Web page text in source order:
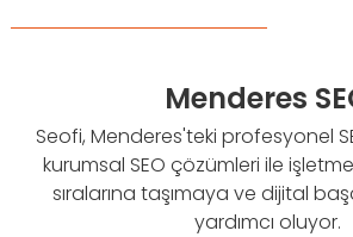
Menderes
Seofi, Menderes'teki profesyonel
kurumsal SEO çözümleri ile
sıralarına taşımaya ve dijital
yardımcı oluyor.